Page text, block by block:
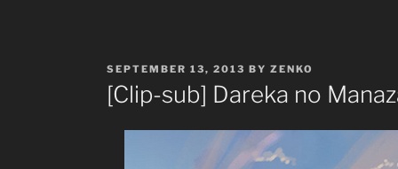
POSTED
ON
SEPTEMBER 13, 2013 BY ZENKO
[Clip-sub] Dareka no